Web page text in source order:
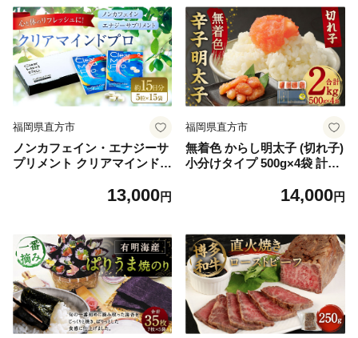
ナビライブ 九州最大級 体験
福岡県直方市
ノンカフェイン・エナジーサ
プリメント クリアマインドプ
13,000円
福岡県直方市
無着色 からし明太子 (切れ子)
小分けタイプ 500g×4袋 計2k
14,000円